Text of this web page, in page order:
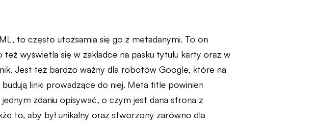
to często utożsamia się go z metadanymi. To on
wyświetla się w zakładce na pasku tytułu karty oraz w
Jest też bardzo ważny dla robotów Google, które na
linki prowadzące do niej. Meta title powinien
zdaniu opisywać, o czym jest dana strona z
to, aby był unikalny oraz stworzony zarówno dla